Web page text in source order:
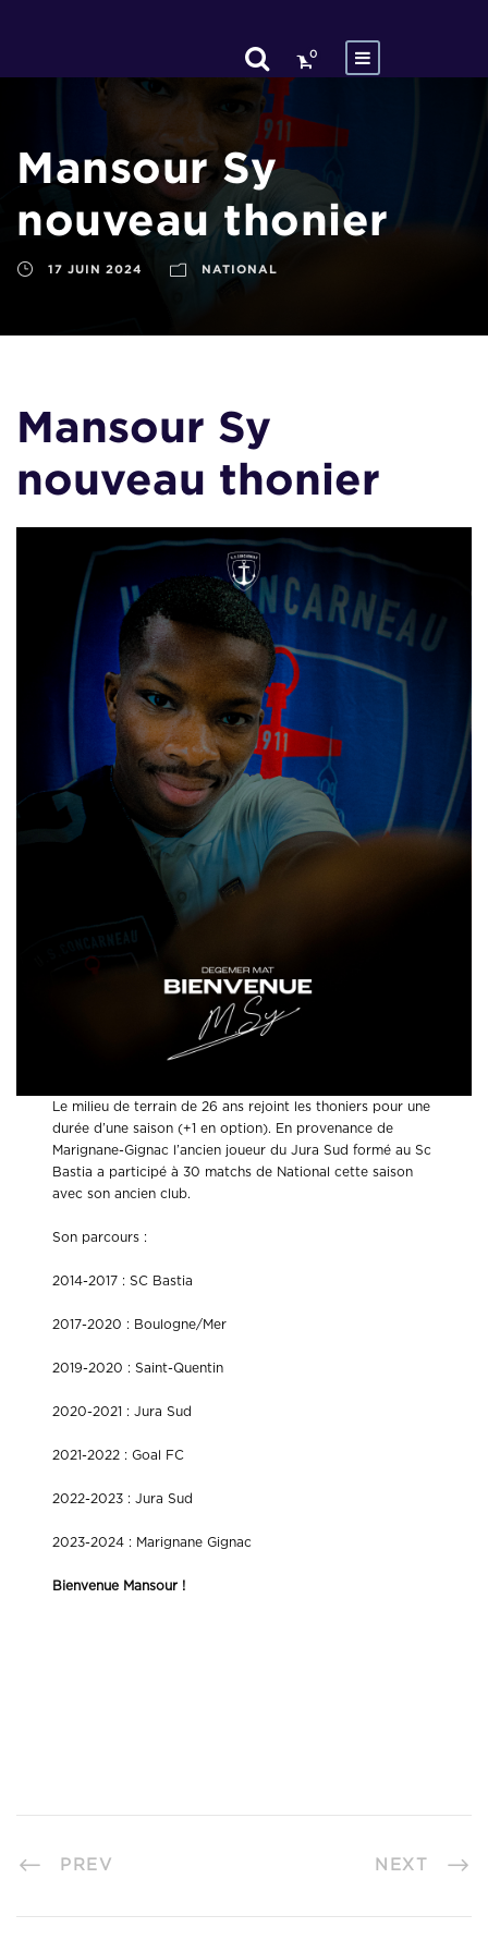
0
Mansour Sy
nouveau thonier
17 JUIN 2024 NATIONAL
Mansour Sy
nouveau thonier
Le milieu de terrain de 26 ans rejoint les thoniers pour une
durée d’une saison (+1 en option). En provenance de
Marignane-Gignac l’ancien joueur du Jura Sud formé au Sc
Bastia a participé à 30 matchs de National cette saison
avec son ancien club.
Son parcours :
2014-2017 : SC Bastia
2017-2020 : Boulogne/Mer
2019-2020 : Saint-Quentin
2020-2021 : Jura Sud
2021-2022 : Goal FC
2022-2023 : Jura Sud
2023-2024 : Marignane Gignac
Bienvenue Mansour !
PREV NEXT